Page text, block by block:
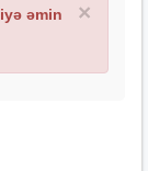
×
əmin